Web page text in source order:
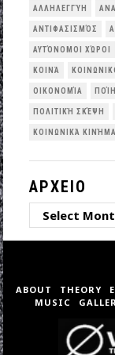
ΑΛΛΗΛΕΓΓΎΗ
ΑΝΤΙΦΑΣΙΣΜΌΣ
ΑΥΤΌΝΟΜΟΙ ΧΏΡΟΙ
ΚΟΙΝΆ
ΟΙΚΟΝΟΜΊΑ
ΠΟΛΙΤΙΚΉ ΣΚΈΨΗ
ΚΟΙΝΩΝΙΚΆ
ΑΡΧΕΙΟ
ΑΡΧΕΙΟ
ABOUT THEORY
MUSIC